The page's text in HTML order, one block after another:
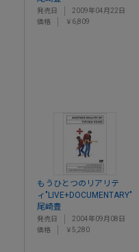
発売日
2009年04月22日
価格
￥6,809
もうひとつのリアリテ
ィ"LIVE+DOCUMENTARY"
尾崎豊
発売日
2004年09月08日
価格
￥5,280